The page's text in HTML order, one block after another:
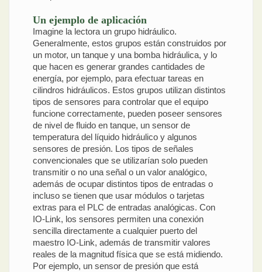
Un ejemplo de aplicación
Imagine la lectora un grupo hidráulico.
Generalmente, estos grupos están construidos por
un motor, un tanque y una bomba hidráulica, y lo
que hacen es generar grandes cantidades de
energía, por ejemplo, para efectuar tareas en
cilindros hidráulicos. Estos grupos utilizan distintos
tipos de sensores para controlar que el equipo
funcione correctamente, pueden poseer sensores
de nivel de fluido en tanque, un sensor de
temperatura del líquido hidráulico y algunos
sensores de presión. Los tipos de señales
convencionales que se utilizarían solo pueden
transmitir o no una señal o un valor analógico,
además de ocupar distintos tipos de entradas o
incluso se tienen que usar módulos o tarjetas
extras para el PLC de entradas analógicas. Con
IO-Link, los sensores permiten una conexión
sencilla directamente a cualquier puerto del
maestro IO-Link, además de transmitir valores
reales de la magnitud física que se está midiendo.
Por ejemplo, un sensor de presión que está